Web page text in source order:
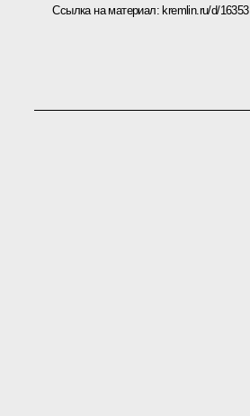
Ссылка на материал: kremlin.ru/d/16353